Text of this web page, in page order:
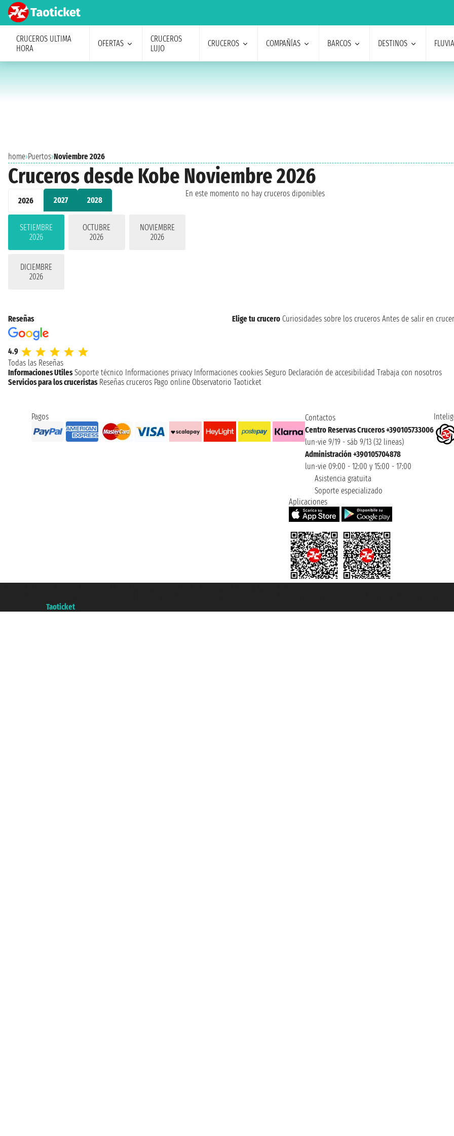
CRUCEROS ULTIMA
HORA
OFERTAS
CRUCEROS
LUJO
CRUCEROS COMPAÑÍAS BARCOS DESTINOS
home›Puertos›Noviembre 2026
Cruceros desde Kobe Noviembre 2026
2026 2027 2028
SETIEMBRE
2026
OCTUBRE
2026
NOVIEMBRE
2026
DICIEMBRE
2026
En este momento no hay cruceros diponibles
Reseñas
4.9
Todas las Reseñas
Elige tu crucero Curiosidades sobre los cruceros Antes de salir en
Informaciones Utiles Soporte técnico Informaciones privacy Informaciones cookies Seguro Declaración de accesibilidad Trabaja con nosotros
Servicios para los cruceristas Reseñas cruceros Pago online Observatorio Taoticket
Pagos
Contactos
Centro Reservas Cruceros +390105733006
lun-vie 9/19 - sáb 9/13 (32 lineas)
Administración +390105704878
lun-vie 09:00 - 12:00 y 15:00 - 17:00
Asistencia gratuita
Soporte especializado
Aplicaciones
Taoticket